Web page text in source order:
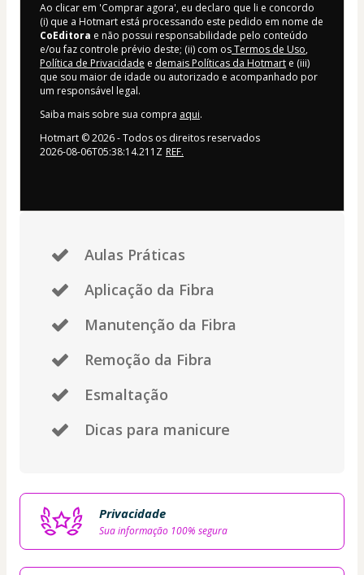
Ao clicar em 'Comprar agora', eu declaro que li e concordo
(i) que a Hotmart está processando este pedido em nome de
CoEditora e não possui responsabilidade pelo conteúdo
e/ou faz controle prévio deste; (ii) com osTermos de Uso,
Política de Privacidade e demais Políticas da Hotmart e (iii)
que sou maior de idade ou autorizado e acompanhado por
um responsável legal.
Saiba mais sobre sua compra aqui.
Hotmart ©2026- Todos os direitos reservados
2026-08-06T05:38:14.211Z REF.
Aulas Práticas
Aplicação da Fibra
Manutenção da Fibra
Remoção da Fibra
Esmaltação
Dicas para manicure
Privacidade
Sua informação 100% segura